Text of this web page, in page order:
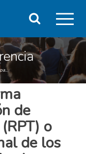
o
Buscar
Buscador de Transparencia
de
o
de los